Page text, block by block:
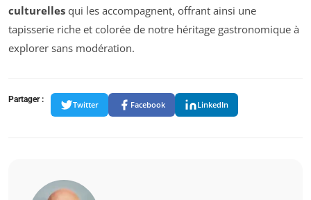
culturelles qui les accompagnent, offrant ainsi une
tapisserie riche et colorée de notre héritage gastronomique à
explorer sans modération.
Partager :
Twitter Facebook LinkedIn